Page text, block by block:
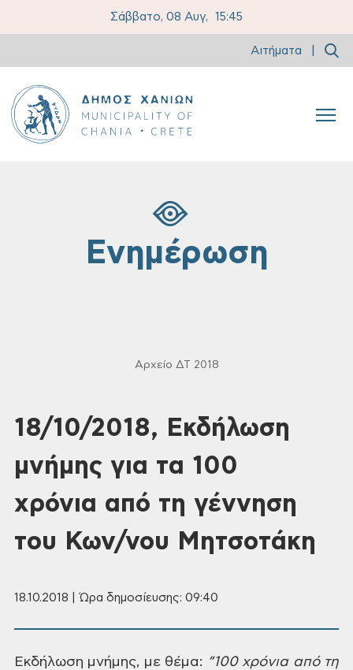
Σάββατο, 08 Αυγ, 15:45
Αιτήματα
Ενημέρωση
Αρχείο ΔΤ 2018
18/10/2018, Εκδήλωση
μνήμης για τα 100
χρόνια από τη γέννηση
του Κων/νου Μητσοτάκη
18.10.2018 | Ώρα δημοσίευσης: 09:40
Εκδήλωση μνήμης, μεθέμα: “100 χρόνια από τη